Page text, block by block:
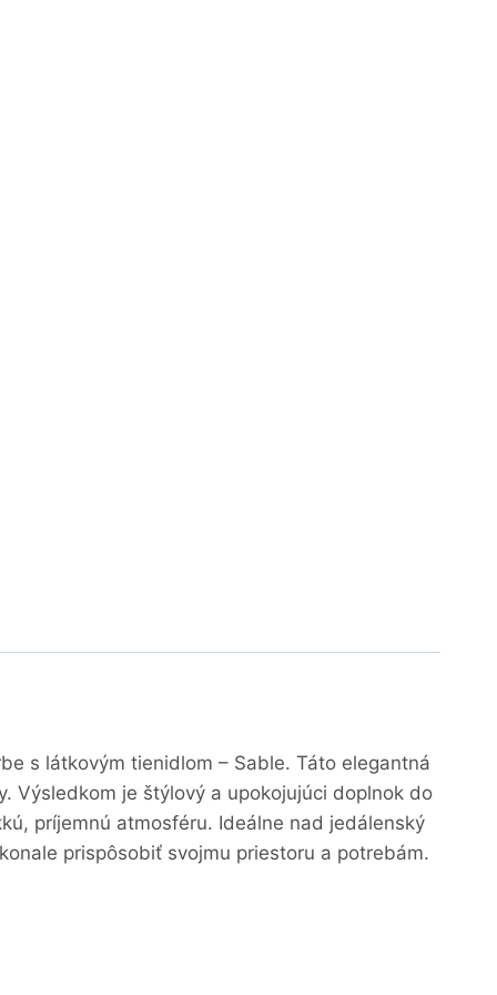
s látkovým tienidlom – Sable. Táto elegantná
Výsledkom je štýlový a upokojujúci doplnok do
príjemnú atmosféru. Ideálne nad jedálenský
prispôsobiť svojmu priestoru a potrebám.